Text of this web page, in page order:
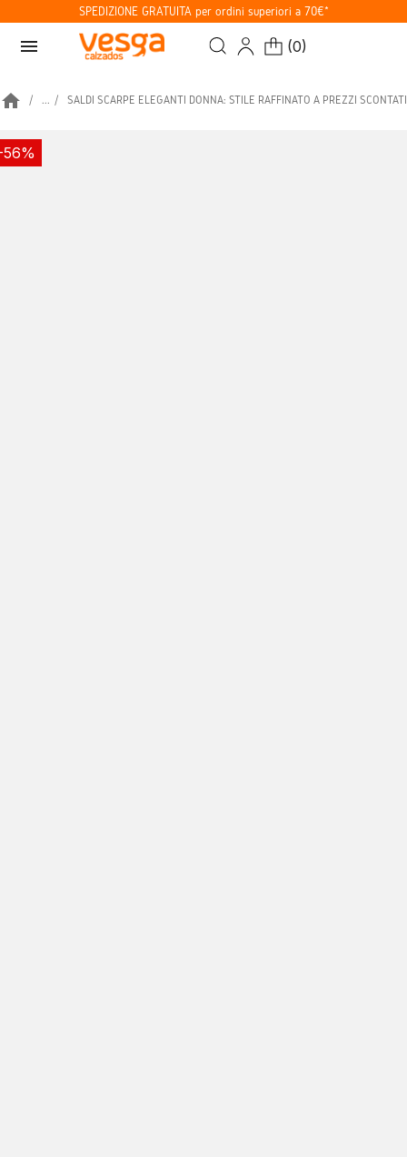
SPEDIZIONE GRATUITA per ordini superiori a 70€*
menu (0)
home ... SALDI SCARPE ELEGANTI DONNA: STILE RAFFINATO A PREZZI SCONTATI